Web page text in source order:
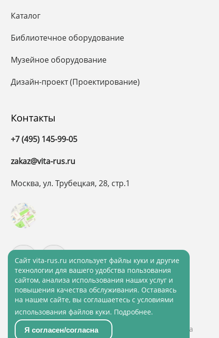
Каталог
Библиотечное оборудование
Музейное оборудование
Дизайн-проект (Проектирование)
Контакты
+7 (495) 145-99-05
zakaz@vita-rus.ru
Москва, ул. Трубецкая, 28, стр.1
© 2001 - 2026 ВитаРус. Информация сайта защищена
Политика конфиденциальности
Политика обработки персональных данных
Cайт vita-rus.ru использует файлы куки и другие
технологии для вашего удобства пользования
сайтом, анализа использования наших услуг и
повышения качества обслуживания. Оставаясь
на нашем сайте, вы соглашаетесь с условиями
использования файлов куки. Подробнее.
Я согласен/согласна